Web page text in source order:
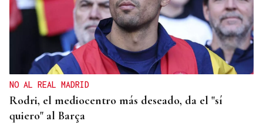
NO AL REAL MADRID
Rodri, el mediocentro más deseado, da el "sí
quiero" al Barça